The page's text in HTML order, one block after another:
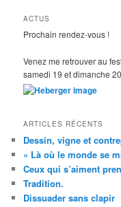
ACTUS
Prochain rendez-vous !
Venez me retrouver au
samedi 19 et dimanche
ARTICLES RÉCENTS
Dessin, vigne et
« Là où le monde se
Ceux qui s’aiment
Tradition.
Dissuader sans clapir